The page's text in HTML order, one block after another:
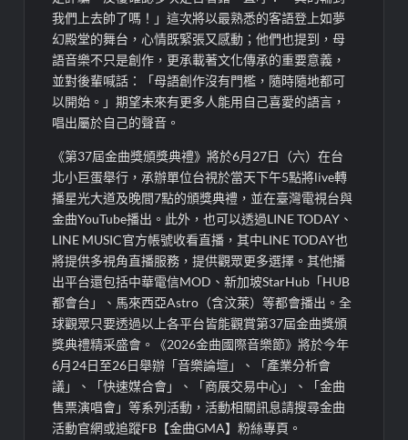
我們上去帥了嗎！」這次將以最熟悉的客語登上如夢
幻殿堂的舞台，心情既緊張又感動；他們也提到，母
語音樂不只是創作，更承載著文化傳承的重要意義，
並對後輩喊話：「母語創作沒有門檻，隨時隨地都可
以開始。」期望未來有更多人能用自己喜愛的語言，
唱出屬於自己的聲音。
《第37屆金曲獎頒獎典禮》將於6月27日（六）在台
北小巨蛋舉行，承辦單位台視於當天下午5點將live轉
播星光大道及晚間7點的頒獎典禮，並在臺灣電視台與
金曲YouTube播出。此外，也可以透過LINE TODAY、
LINE MUSIC官方帳號收看直播，其中LINE TODAY也
將提供多視角直播服務，提供觀眾更多選擇。其他播
出平台還包括中華電信MOD、新加坡StarHub「HUB
都會台」、馬來西亞Astro（含汶萊）等都會播出。全
球觀眾只要透過以上各平台皆能觀賞第37屆金曲獎頒
獎典禮精采盛會。《2026金曲國際音樂節》將於今年
6月24日至26日舉辦「音樂論壇」、「產業分析會
議」、「快速媒合會」、「商展交易中心」、「金曲
售票演唱會」等系列活動，活動相關訊息請搜尋金曲
活動官網或追蹤FB【金曲GMA】粉絲專頁。